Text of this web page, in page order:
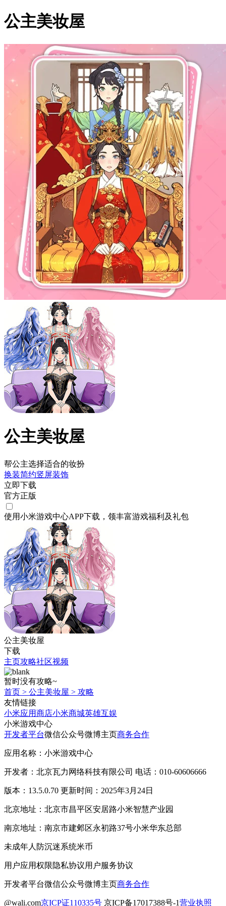
公主美妆屋
公主美妆屋
帮公主选择适合的妆扮
换装简约竖屏装饰
立即下载
官方正版
使用小米游戏中心APP下载 ，领丰富游戏福利 及礼包
公主美妆屋
下载
主页攻略社区视频
暂时没有攻略~
首页 > 公主美妆屋 > 攻略
友情链接
小米应用商店小米商城英雄互娱
小米游戏中心
开发者平台微信公众号微博主页商务合作
应用名称：小米游戏中心
开发者：北京瓦力网络科技有限公司 电话：010-60606666
版本：13.5.0.70 更新时间：2025年3月24日
北京地址：北京市昌平区安居路小米智慧产业园
南京地址：南京市建邺区永初路37号小米华东总部
未成年人防沉迷系统米币
用户应用权限隐私协议用户服务协议
开发者平台微信公众号微博主页商务合作
@wali.com京ICP证110335号 京ICP备17017388号-1营业执照